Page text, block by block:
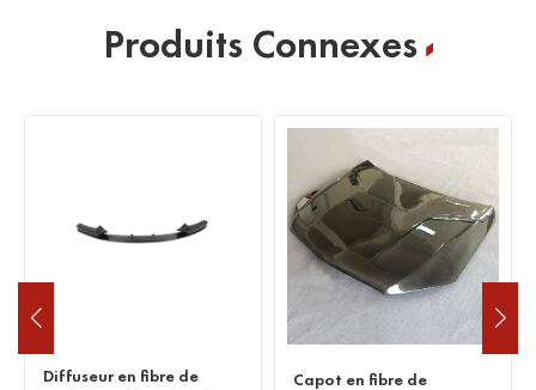
Produits Connexes
Diffuseur en fibre de
Capot en fibre de